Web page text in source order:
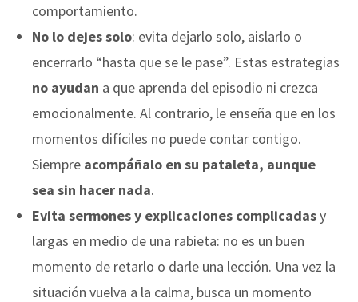
comportamiento.
No lo dejes solo: evita dejarlo solo, aislarlo o
encerrarlo “hasta que se le pase”. Estas estrategias
no ayudan a que aprenda del episodio ni crezca
emocionalmente. Al contrario, le enseña que en los
momentos difíciles no puede contar contigo.
Siempre acompáñalo en su pataleta, aunque
sea sin hacer nada.
Evita sermones y explicaciones complicadasy
largas en medio de una rabieta: no es un buen
momento de retarlo o darle una lección. Una vez la
situación vuelva a la calma, busca un momento